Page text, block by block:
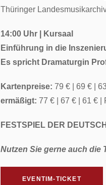
Thüringer
14:00 Uhr | Kursaal
Einführung in die
Es spricht Dramaturgin
Kartenpreise: 79 € | 69 € |
ermäßigt: 77 € | 67 € | 61 € |
FESTSPIEL DER
Nutzen Sie gerne auch die
EVENTIM-TICKET